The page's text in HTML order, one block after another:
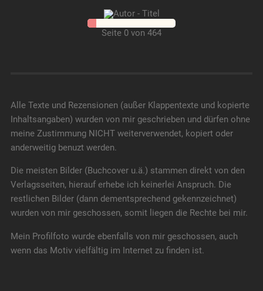
Seite 0 von 464
Alle Texte und Rezensionen (außer Klappentexte und kopierte
Inhaltsangaben) wurden von mir geschrieben und dürfen ohne
meine Zustimmung NICHT weiterverwendet, kopiert oder
anderweitig benuzt werden.
Die meisten Bilder (Buchcover u.ä.) stammen direkt von den
Verlagsseiten, hierauf erhebe ich keinerlei Anspruch. Die
restlichen Bilder (dann dementsprechend gekennzeichnet)
wurden von mir geschossen, somit liegen die Rechte bei mir.
Mein Profilfoto wurde ebenfalls von mir geschossen, auch
wenn das Motiv vielfältig im Internet zu finden ist.